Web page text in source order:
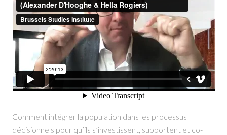
Comment intégrer la population dans les processus
décisionnels pour qu’ils s’investissent, supportent et co-